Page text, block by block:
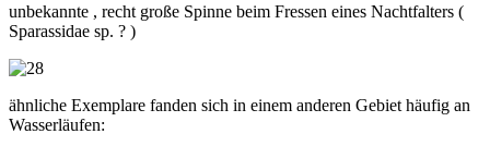
unbekannte , recht große Spinne beim Fressen eines Nachtfalters (
Sparassidae sp. ? )
ähnliche Exemplare fanden sich in einem anderen Gebiet häufig an
Wasserläufen: